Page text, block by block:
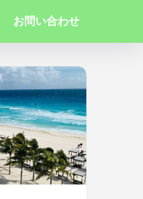
お問い合わせ